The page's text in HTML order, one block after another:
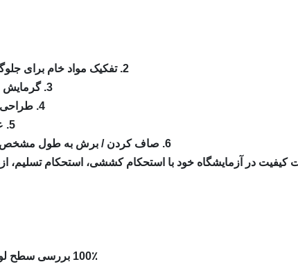
2. تفکیک مواد خام برای جلوگیری از مخلوط کردن درجه فولاد
3. گرمایش و چکش کاری برای طراحی سرد
4. طراحی سرد یا نورد سرد، بازرسی آنلاین
5. عملیات حرارتی: + SR، + A، + N
6. صاف کردن / برش به طول مشخص / بازرسی اندازه گیری تمام شده
100٪ بررسی سطح لوله برای جلوگیری از نقص سطح.